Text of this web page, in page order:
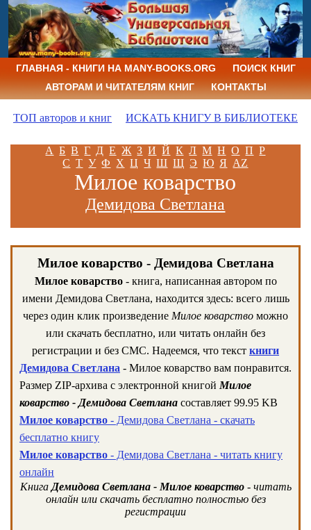
ГЛАВНАЯ - КНИГИ НА MANY-BOOKS.ORG
ПОИСК КНИГ
АВТОРАМ И ЧИТАТЕЛЯМ КНИГ
КОНТАКТЫ
ТОП авторов и книг ИСКАТЬ КНИГУ В БИБЛИОТЕКЕ
А Б В Г Д Е Ж З И Й К Л М Н О П Р
С Т У Ф Х Ц Ч Ш Щ Э Ю Я AZ
Милое коварство
Демидова Светлана
Милое коварство - Демидова Светлана
Милое коварство- книга, написанная автором по
имени Демидова Светлана, находится здесь: всего лишь
через один клик произведение Милое коварство можно
или скачать бесплатно, или читать онлайн без
регистрации и без СМС. Надеемся, что текст книги
Демидова Светлана - Милое коварство вам понравится.
Размер ZIP-архива c электронной книгой Милое
коварство - Демидова Светлана составляет 99.95 KB
Милое коварство - Демидова Светлана - скачать
бесплатно книгу
Милое коварство - Демидова Светлана - читать книгу
онлайн
Книга Демидова Светлана - Милое коварство- читать
онлайн или скачать бесплатно полностью без
регистрации